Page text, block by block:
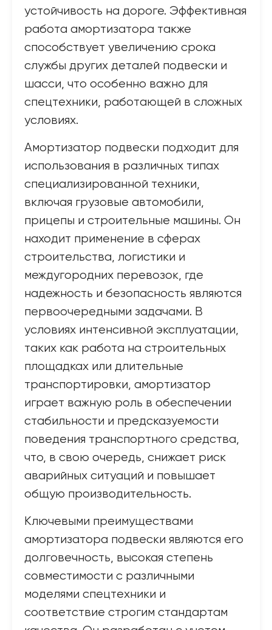
устойчивость на дороге. Эффективная
работа амортизатора также
способствует увеличению срока
службы других деталей подвески и
шасси, что особенно важно для
спецтехники, работающей в сложных
условиях.
Амортизатор подвески подходит для
использования в различных типах
специализированной техники,
включая грузовые автомобили,
прицепы и строительные машины. Он
находит применение в сферах
строительства, логистики и
междугородних перевозок, где
надежность и безопасность являются
первоочередными задачами. В
условиях интенсивной эксплуатации,
таких как работа на строительных
площадках или длительные
транспортировки, амортизатор
играет важную роль в обеспечении
стабильности и предсказуемости
поведения транспортного средства,
что, в свою очередь, снижает риск
аварийных ситуаций и повышает
общую производительность.
Ключевыми преимуществами
амортизатора подвески являются его
долговечность, высокая степень
совместимости с различными
моделями спецтехники и
соответствие строгим стандартам